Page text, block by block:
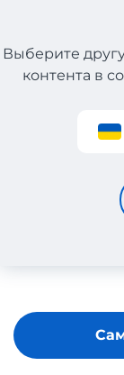
Выберите
контента в
Burton